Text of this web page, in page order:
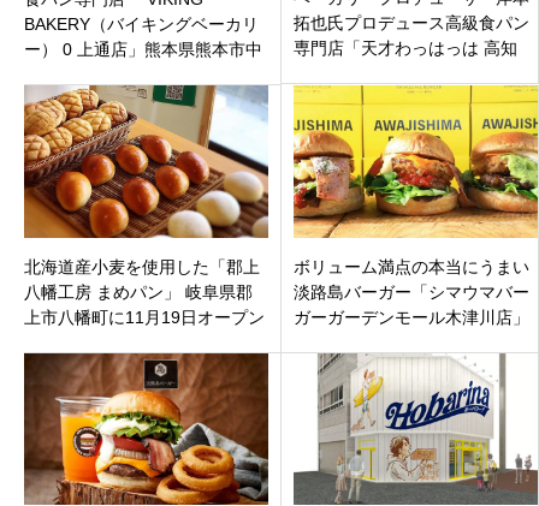
BAKERY（バイキングベーカリ
ー） 0 上通店」熊本県熊本市中
プン
拓也氏プロデュース高級食パン
専門店「天才わっはっは 高知
ン
北海道産小麦を使用した「郡上
八幡工房 まめパン」 岐阜県郡
上市八幡町に11月19日オープン
ボリューム満点の本当にうまい
淡路島バーガー「シマウマバー
ガーガーデンモール木津川店」